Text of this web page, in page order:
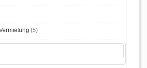
(5)